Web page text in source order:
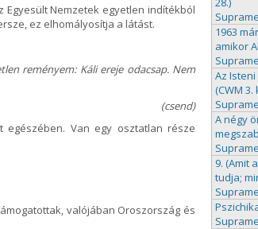
Nemzetek egyetlen indítékból
ez elhomályosítja a látást.
reményem: Káli ereje odacsap. Nem
(csend)
Van egy osztatlan része
valójában Oroszország és
1963
amikor
Az
(CWM 3.
A négy
9. (Amit
tudja;